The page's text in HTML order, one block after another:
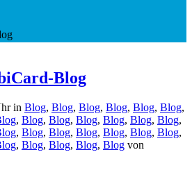
Blog
in Blog, Blog, Blog, Blog, Blog, Blog,
, Blog, Blog, Blog, Blog, Blog, Blog,
, Blog, Blog, Blog, Blog, Blog, Blog,
, Blog, Blog, Blog, Blog von